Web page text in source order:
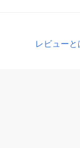
レビューと